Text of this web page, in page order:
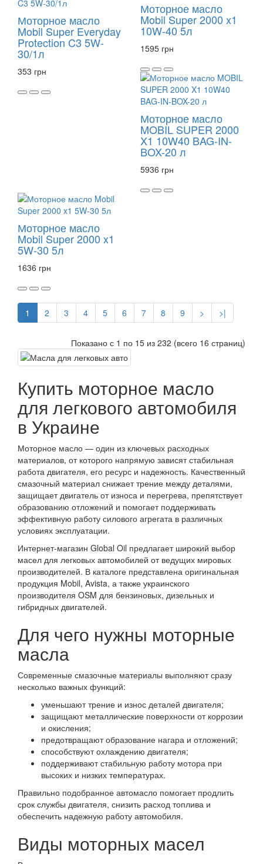
Моторное масло
Mobil Super Everyday
Protection C3 5W-
30/1л
353 грн
Моторное масло
Mobil Super 2000 x1
10W-40 5л
1595 грн
Моторное масло
MOBIL SUPER 2000
X1 10W40 BAG-IN-
BOX-20 л
5936 грн
Моторное масло
Mobil Super 2000 x1
5W-30 5л
1636 грн
1 2 3 4 5 6 7 8 9 > >|
Показано с 1 по 15 из 232 (всего 16 страниц)
Купить моторное масло
для легкового автомобиля
в Украине
Моторное масло — один из ключевых расходных
материалов, от которого напрямую зависят стабильная
работа двигателя, его ресурс и надежность. Качественный
смазочный материал снижает трение между деталями,
защищает двигатель от износа и перегрева, препятствует
образованию отложений и помогает поддерживать
эффективную работу силового агрегата в различных
условиях эксплуатации.
Интернет-магазин Global Oil предлагает широкий выбор
масел для легковых автомобилей от ведущих мировых
производителей. В каталоге представлена оригинальная
продукция Mobil, Avista, а также украинского
производителя OSM для бензиновых, дизельных и
гибридных двигателей.
Для чего нужны моторные
масла
Современные смазочные материалы выполняют сразу
несколько важных функций:
уменьшают трение и износ деталей двигателя;
защищают металлические поверхности от коррозии
и окисления;
предотвращают образование нагара и отложений;
способствуют охлаждению двигателя;
поддерживают стабильную работу мотора при
высоких и низких температурах.
Правильно подобранное автомасло помогает продлить
срок службы двигателя, снизить расход топлива и
обеспечить надежную работу автомобиля.
Виды моторных масел